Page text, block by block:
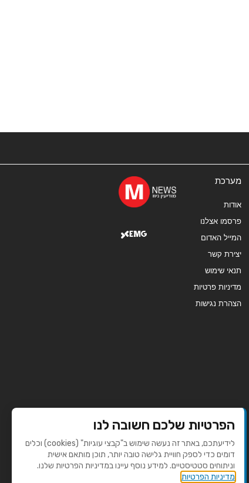
מערכת
אודות
פרסמו אצלנו
המייל האדום
יצירת קשר
תנאי שימוש
מדיניות פרטיות
הצהרת נגישות
הפרטיות שלכם חשובה לנו
לידיעתכם, באתר זה נעשה שימוש ב"קבצי עוגיות" (cookies) וכלים
דומים כדי לספק חוויית גלישה טובה יותר, תוכן מותאם אישית
וניתוחים סטטיסטיים. למידע נוסף עיינו במדיניות הפרטיות שלנו.
מדיניות הפרטיות